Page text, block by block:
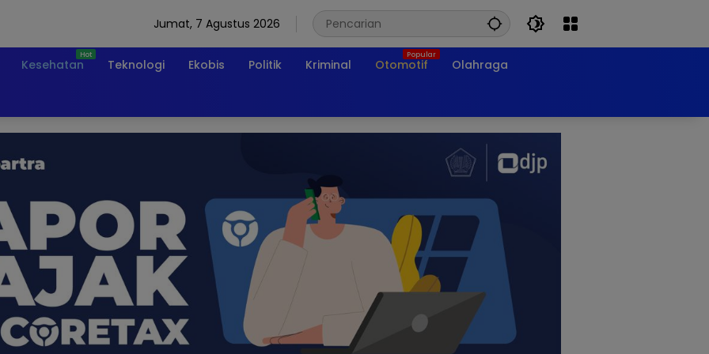
Jumat, 7 Agustus 2026
Kesehatan Teknologi Ekobis Politik Kriminal Otomotif Olahraga